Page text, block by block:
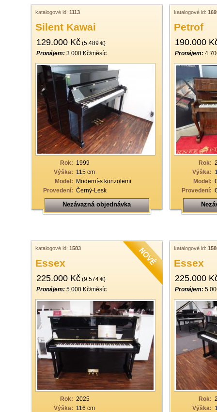
katalogové id: 1113
Silent Kawai
129.000 Kč (5.489 €)
Pronájem: 3.000 Kč/měsíc
Rok: 1999
Výška: 115 cm
Model: Moderní-s konzolemi
Provedení: Černý-Lesk
Nezávazná objednávka
katalogové id:
Petrof
190.000
Pronájem:
Rok:
Výška:
Model:
Provedení:
katalogové id: 1583
Essex
225.000 Kč (9.574 €)
Pronájem: 5.000 Kč/měsíc
Rok: 2025
Výška: 116 cm
katalogové id:
Essex
225.000
Pronájem:
Rok:
Výška: